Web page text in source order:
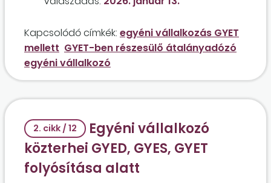
minimálbér szerinti járulékokat fizetnie, ha a
pl. csupán 100.000 forint? Milyen adó- és
járulékfizetési kötelezettsége keletkezik, ha az
éves göngyölített bevétele eléri a rá vonatkozó
mentesített értékhatárt?
Kapcsolódó címkék: egyéni vállalkozás GYET
mellett GYET-ben részesülő átalányadózó
egyéni vállalkozó
2. cikk / 12
Egyéni vállalkozó
közterhei GYED, GYES, GYET
folyósítása alatt